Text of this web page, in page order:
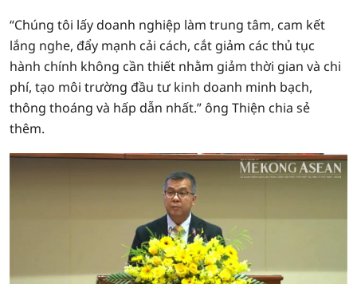
“Chúng tôi lấy doanh nghiệp làm trung tâm, cam kết
lắng nghe, đẩy mạnh cải cách, cắt giảm các thủ tục
hành chính không cần thiết nhằm giảm thời gian và chi
phí, tạo môi trường đầu tư kinh doanh minh bạch,
thông thoáng và hấp dẫn nhất.” ông Thiện chia sẻ
thêm.